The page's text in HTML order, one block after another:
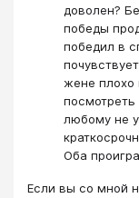
доволен?
победы
победил в
жене плохо
посмотреть
любому не
Оба
​​​​​​​​​​​​​​​​​​​​​​​​​​​Если вы со мной